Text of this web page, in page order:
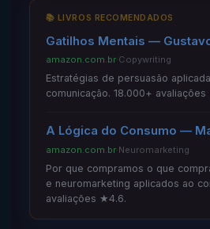
📚 LIVROS RECOMENDADOS
Gatilhos Mentais —
amazon.com.br·Copywriting
Estratégias de persuasão
comunicação. 18.000+
A Lógica do Consumo —
amazon.com.br·Neuromarketing
Por que compramos o que
e neuromarketing aplicados ao
avaliações ★4.6.